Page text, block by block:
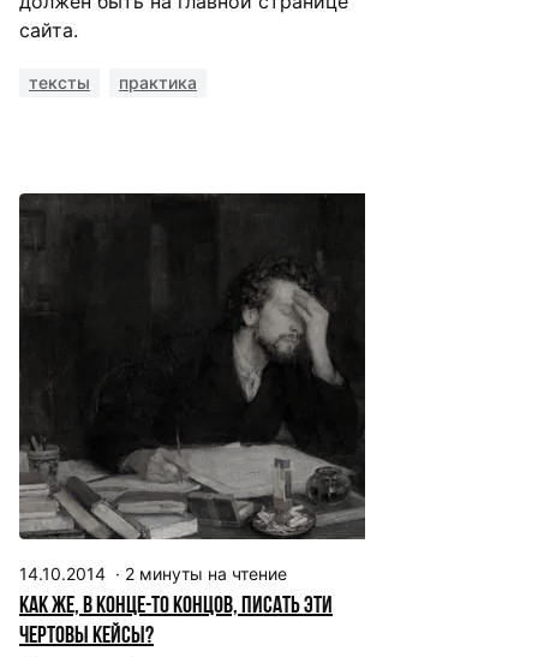
сайта.
тексты практика
14.10.2014 · 2 минуты на чтение
Как же, в конце-то концов, писать эти
чертовы кейсы?